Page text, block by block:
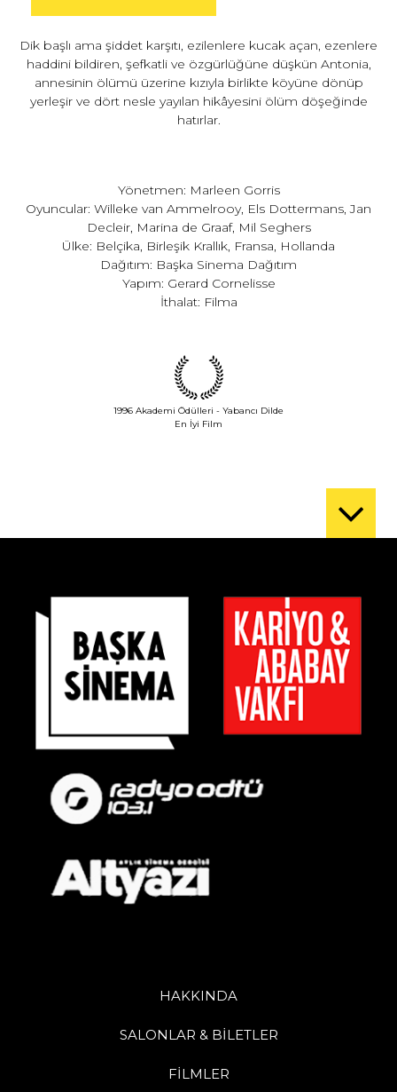
Dik başlı ama şiddet karşıtı, ezilenlere kucak açan, ezenlere
haddini bildiren, şefkatli ve özgürlüğüne düşkün Antonia,
annesinin ölümü üzerine kızıyla birlikte köyüne dönüp
yerleşir ve dört nesle yayılan hikâyesini ölüm döşeğinde
hatırlar.
Yönetmen: Marleen Gorris
Oyuncular: Willeke van Ammelrooy, Els Dottermans, Jan
Decleir, Marina de Graaf, Mil Seghers
Ülke: Belçika, Birleşik Krallık, Fransa, Hollanda
Dağıtım: Başka Sinema Dağıtım
Yapım: Gerard Cornelisse
İthalat: Filma
1996 Akademi Ödülleri - Yabancı Dilde
En İyi Film
HAKKINDA
SALONLAR & BİLETLER
FİLMLER